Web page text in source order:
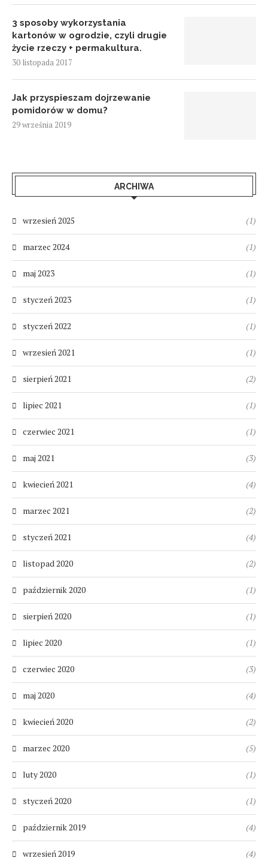
3 sposoby wykorzystania
kartonów w ogrodzie, czyli drugie
życie rzeczy + permakultura.
30 listopada 2017
Jak przyspieszam dojrzewanie
pomidorów w domu?
29 września 2019
ARCHIWA
wrzesień 2025 (1)
marzec 2024 (1)
maj 2023 (1)
styczeń 2023 (1)
styczeń 2022 (1)
wrzesień 2021 (1)
sierpień 2021 (2)
lipiec 2021 (1)
czerwiec 2021 (1)
maj 2021 (3)
kwiecień 2021 (4)
marzec 2021 (2)
styczeń 2021 (4)
listopad 2020 (2)
październik 2020 (1)
sierpień 2020 (1)
lipiec 2020 (1)
czerwiec 2020 (3)
maj 2020 (4)
kwiecień 2020 (2)
marzec 2020 (5)
luty 2020 (1)
styczeń 2020 (1)
październik 2019 (4)
wrzesień 2019 (4)